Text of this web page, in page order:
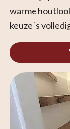
warme
keuze is